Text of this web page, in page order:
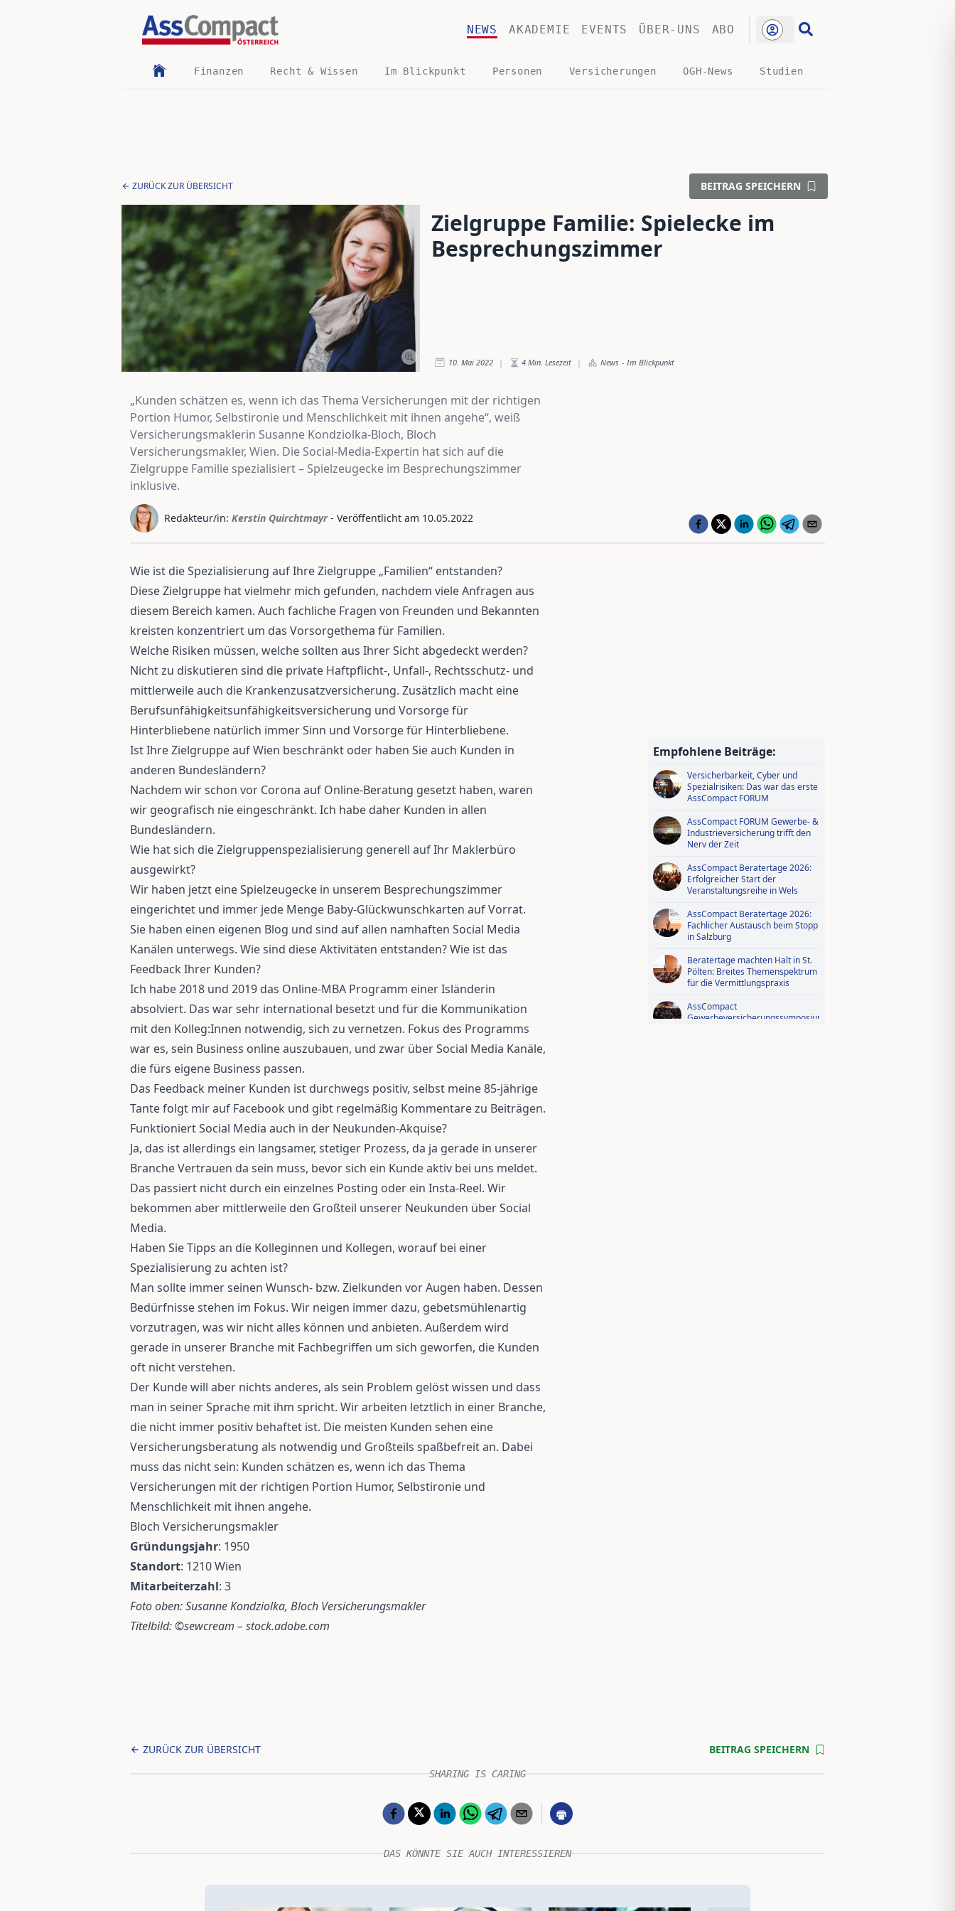
NEWS AKADEMIE EVENTS ÜBER-UNS ABO
Finanzen Recht & Wissen Im Blickpunkt Personen Versicherungen OGH-News Studien
ZURÜCK ZUR ÜBERSICHT BEITRAG SPEICHERN
Zielgruppe Familie: Spielecke im
Besprechungszimmer
10. Mai 2022 | 4 Min. Lesezeit | News - Im Blickpunkt
„Kunden schätzen es, wenn ich das Thema Versicherungen mit der richtigen
Portion Humor, Selbstironie und Menschlichkeit mit ihnen angehe“, weiß
Versicherungsmaklerin Susanne Kondziolka-Bloch, Bloch
Versicherungsmakler, Wien. Die Social-Media-Expertin hat sich auf die
Zielgruppe Familie spezialisiert – Spielzeugecke im Besprechungszimmer
inklusive.
Redakteur/in: Kerstin Quirchtmayr - Veröffentlicht am 10.05.2022
Wie ist die Spezialisierung auf Ihre Zielgruppe „Familien“ entstanden?
Diese Zielgruppe hat vielmehr mich gefunden, nachdem viele Anfragen aus
diesem Bereich kamen. Auch fachliche Fragen von Freunden und Bekannten
kreisten konzentriert um das Vorsorgethema für Familien.
Welche Risiken müssen, welche sollten aus Ihrer Sicht abgedeckt werden?
Nicht zu diskutieren sind die private Haftpflicht-, Unfall-, Rechtsschutz- und
mittlerweile auch die Krankenzusatzversicherung. Zusätzlich macht eine
Berufsunfähigkeitsunfähigkeitsversicherung und Vorsorge für
Hinterbliebene natürlich immer Sinn und Vorsorge für Hinterbliebene.
Ist Ihre Zielgruppe auf Wien beschränkt oder haben Sie auch Kunden in
anderen Bundesländern?
Nachdem wir schon vor Corona auf Online-Beratung gesetzt haben, waren
wir geografisch nie eingeschränkt. Ich habe daher Kunden in allen
Bundesländern.
Wie hat sich die Zielgruppenspezialisierung generell auf Ihr Maklerbüro
ausgewirkt?
Wir haben jetzt eine Spielzeugecke in unserem Besprechungszimmer
eingerichtet und immer jede Menge Baby-Glückwunschkarten auf Vorrat.
Sie haben einen eigenen Blog und sind auf allen namhaften Social Media
Kanälen unterwegs. Wie sind diese Aktivitäten entstanden? Wie ist das
Feedback Ihrer Kunden?
Ich habe 2018 und 2019 das Online-MBA Programm einer Isländerin
absolviert. Das war sehr international besetzt und für die Kommunikation
mit den Kolleg:Innen notwendig, sich zu vernetzen. Fokus des Programms
war es, sein Business online auszubauen, und zwar über Social Media Kanäle,
die fürs eigene Business passen.
Das Feedback meiner Kunden ist durchwegs positiv, selbst meine 85-jährige
Tante folgt mir auf Facebook und gibt regelmäßig Kommentare zu Beiträgen.
Funktioniert Social Media auch in der Neukunden-Akquise?
Ja, das ist allerdings ein langsamer, stetiger Prozess, da ja gerade in unserer
Branche Vertrauen da sein muss, bevor sich ein Kunde aktiv bei uns meldet.
Das passiert nicht durch ein einzelnes Posting oder ein Insta-Reel. Wir
bekommen aber mittlerweile den Großteil unserer Neukunden über Social
Media.
Haben Sie Tipps an die Kolleginnen und Kollegen, worauf bei einer
Spezialisierung zu achten ist?
Man sollte immer seinen Wunsch- bzw. Zielkunden vor Augen haben. Dessen
Bedürfnisse stehen im Fokus. Wir neigen immer dazu, gebetsmühlenartig
vorzutragen, was wir nicht alles können und anbieten. Außerdem wird
gerade in unserer Branche mit Fachbegriffen um sich geworfen, die Kunden
oft nicht verstehen.
Der Kunde will aber nichts anderes, als sein Problem gelöst wissen und dass
man in seiner Sprache mit ihm spricht. Wir arbeiten letztlich in einer Branche,
die nicht immer positiv behaftet ist. Die meisten Kunden sehen eine
Versicherungsberatung als notwendig und Großteils spaßbefreit an. Dabei
muss das nicht sein: Kunden schätzen es, wenn ich das Thema
Versicherungen mit der richtigen Portion Humor, Selbstironie und
Menschlichkeit mit ihnen angehe.
Bloch Versicherungsmakler
Gründungsjahr: 1950
Standort: 1210 Wien
Mitarbeiterzahl: 3
Foto oben: Susanne Kondziolka, Bloch Versicherungsmakler
Titelbild: ©sewcream – stock.adobe.com
Empfohlene Beiträge:
AssCompact Live TV
Versicherbarkeit, Cyber und
Spezialrisiken: Das war das erste
AssCompact FORUM
AssCompact FORUM Gewerbe- &
Industrieversicherung trifft den
Nerv der Zeit
AssCompact Beratertage 2026:
Erfolgreicher Start der
Veranstaltungsreihe in Wels
AssCompact Beratertage 2026:
Fachlicher Austausch beim Stopp
in Salzburg
Beratertage machten Halt in St.
Pölten: Breites Themenspektrum
für die Vermittlungspraxis
AssCompact
Gewerbeversicherungssymposium
ZURÜCK ZUR ÜBERSICHT BEITRAG SPEICHERN
SHARING IS CARING
DAS KÖNNTE SIE AUCH INTERESSIEREN